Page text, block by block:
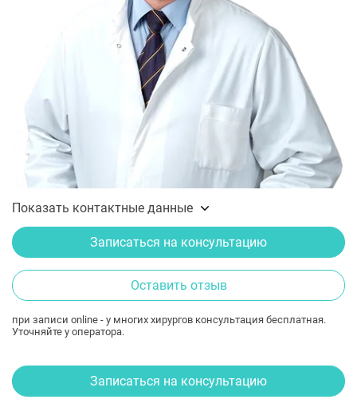
Показать контактные данные
Записаться на консультацию
Оставить отзыв
при записи online - у многих хирургов консультация бесплатная.
Уточняйте у оператора.
Записаться на консультацию